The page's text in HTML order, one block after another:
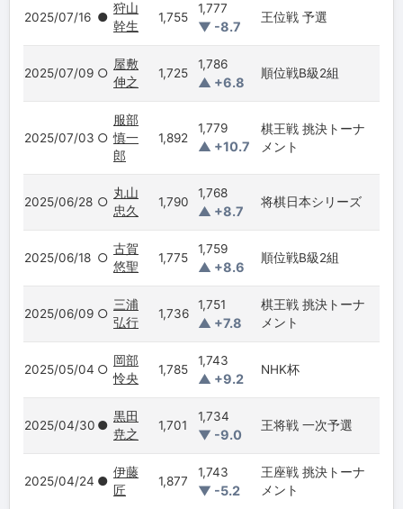
2025/07/16 ●
狩山
幹生
1,755
1,777
▼ -8.7
王位戦 予選
2025/07/09 ○
屋敷
伸之
1,725
1,786
▲ +6.8
順位戦B級2組
2025/07/03 ○
服部
慎一
郎
1,892
1,779
▲ +10.7
棋王戦 挑決トーナ
メント
2025/06/28 ○
丸山
忠久
1,790
1,768
▲ +8.7
将棋日本シリーズ
2025/06/18 ○
古賀
悠聖
1,775
1,759
▲ +8.6
順位戦B級2組
2025/06/09 ○
三浦
弘行
1,736
1,751
▲ +7.8
棋王戦 挑決トーナ
メント
2025/05/04 ○
岡部
怜央
1,785
1,743
▲ +9.2
NHK杯
2025/04/30 ●
黒田
尭之
1,701
1,734
▼ -9.0
王将戦 一次予選
2025/04/24 ●
伊藤
匠
1,877
1,743
▼ -5.2
王座戦 挑決トーナ
メント